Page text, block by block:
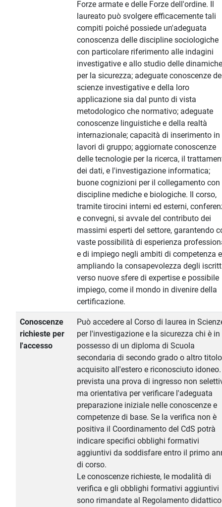
Forze armate e delle Forze dell'ordine. Il
laureato può svolgere efficacemente tali
compiti poiché possiede un'adeguata
conoscenza delle discipline sociologiche
con particolare riferimento alle indagini
investigative e allo studio delle dinamiche
per la sicurezza; adeguate conoscenze
scienze investigative e della loro
applicazione sia dal punto di vista
metodologico che normativo; adeguate
conoscenze linguistiche e della realtà
internazionale; capacità di inserimento in
lavori di gruppo; aggiornate conoscenze
delle tecnologie per la ricerca, il
dei dati, e l'investigazione informatica;
buone cognizioni per il collegamento con
discipline mediche e biologiche. Il corso,
tramite tirocini interni ed esterni,
e convegni, si avvale del contributo dei
massimi esperti del settore, garantendo
vaste possibilità di esperienza
e di impiego negli ambiti di competenza
ampliando la consapevolezza degli
verso nuove sfere di expertise e possibile
impiego, come il mondo in divenire della
certificazione.
Conoscenze
richieste per
l'accesso
Può accedere al Corso di laurea in
per l'investigazione e la sicurezza chi è in
possesso di un diploma di Scuola
secondaria di secondo grado o altro titolo
acquisito all'estero e riconosciuto idoneo.
prevista una prova di ingresso non
ma orientativa per verificare l'adeguata
preparazione iniziale nelle conoscenze e
competenze di base. Se la verifica non è
positiva il Coordinamento del CdS potrà
indicare specifici obblighi formativi
aggiuntivi da soddisfare entro il primo
di corso.
Le conoscenze richieste, le modalità di
verifica e gli obblighi formativi aggiuntivi
sono rimandate al Regolamento didattico